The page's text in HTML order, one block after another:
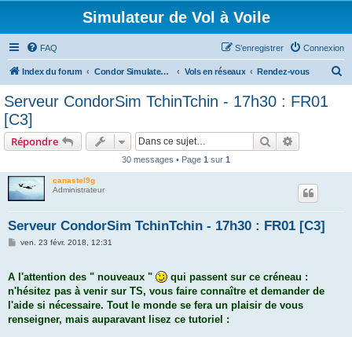
Simulateur de Vol à Voile
FAQ Connexion
S’enregistrer
Index du forum Condor Simulateur de Vol à Voile Vols en réseaux Rendez-vous
Serveur CondorSim TchinTchin - 17h30 : FR01
[C3]
Répondre Rechercher
30 messages • Page 1 sur 1
canastel9g
Administrateur
Serveur CondorSim TchinTchin - 17h30 : FR01 [C3]
M
a
g
ven. 23 févr. 2018, 12:31
A l'attention des " nouveaux "
qui passent sur ce créneau :
n'hésitez pas à venir sur TS, vous faire connaître et demander de
l'aide si nécessaire. Tout le monde se fera un plaisir de vous
renseigner, mais auparavant lisez ce tutoriel :